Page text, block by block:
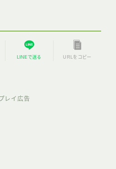
LINEで送る URLをコピー
レイ広告